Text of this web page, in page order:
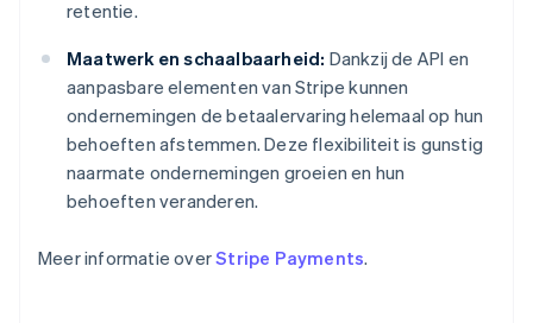
retentie.
Maatwerk en schaalbaarheid: Dankzij de API en
aanpasbare elementen van Stripe kunnen
ondernemingen de betaalervaring helemaal op hun
behoeften afstemmen. Deze flexibiliteit is gunstig
naarmate ondernemingen groeien en hun
behoeften veranderen.
Meer informatie overStripe Payments.